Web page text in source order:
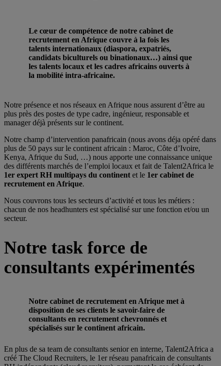
Le cœur de compétence de notre cabinet de
recrutement en Afrique couvre à la fois les
talents internationaux (diaspora, expatriés,
candidats biculturels ou binationaux…) ainsi que
les talents locaux et les cadres africains ouverts à
la mobilité intra-africaine.
Notre présence et nos réseaux en Afrique nous assurent d’être au
plus près des postes de type cadre, ingénieur, responsable et
manager déjà présents sur le continent.
Notre champ d’intervention panafricain (nous avons déja opéré dans
plus de 50 pays sur le continent africain : Maroc, Côte d’Ivoire,
Kenya, Afrique du Sud, …) nous apporte une connaissance unique
des différents marchés de l’emploi locaux et fait de Talent2Africa le
1er expert RH multipays du continent et le 1er cabinet de
recrutement en Afrique.
Nous couvrons tous les secteurs d’activité et tous les métiers :
chacun de nos headhunters est spécialisé sur une fonction et/ou un
secteur.
Notre task force de
consultants expérimentés
Notre cabinet de recrutement en Afrique met à
disposition de ses clients le savoir-faire de
consultants en recrutement chevronnés et
spécialisés sur le continent africain.
En plus de sa team de consultants senior en interne, Talent2Africa a
créé The Cloud Recruiters, le 1er réseau panafricain de consultants